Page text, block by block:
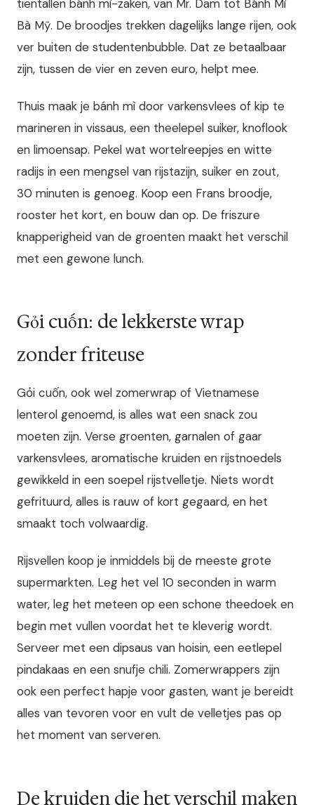
tientallen bánh mì-zaken, van Mr. Dam tot Bánh Mì
Bà Mỹ. De broodjes trekken dagelijks lange rijen, ook
ver buiten de studentenbubble. Dat ze betaalbaar
zijn, tussen de vier en zeven euro, helpt mee.
Thuis maak je bánh mì door varkensvlees of kip te
marineren in vissaus, een theelepel suiker, knoflook
en limoensap. Pekel wat wortelreepjes en witte
radijs in een mengsel van rijstazijn, suiker en zout,
30 minuten is genoeg. Koop een Frans broodje,
rooster het kort, en bouw dan op. De friszure
knapperigheid van de groenten maakt het verschil
met een gewone lunch.
Gỏi cuốn: de lekkerste wrap
zonder friteuse
Gỏi cuốn, ook wel zomerwrap of Vietnamese
lenterol genoemd, is alles wat een snack zou
moeten zijn. Verse groenten, garnalen of gaar
varkensvlees, aromatische kruiden en rijstnoedels
gewikkeld in een soepel rijstvelletje. Niets wordt
gefrituurd, alles is rauw of kort gegaard, en het
smaakt toch volwaardig.
Rijsvellen koop je inmiddels bij de meeste grote
supermarkten. Leg het vel 10 seconden in warm
water, leg het meteen op een schone theedoek en
begin met vullen voordat het te kleverig wordt.
Serveer met een dipsaus van hoisin, een eetlepel
pindakaas en een snufje chili. Zomerwrappers zijn
ook een perfect hapje voor gasten, want je bereidt
alles van tevoren voor en vult de velletjes pas op
het moment van serveren.
De kruiden die het verschil maken